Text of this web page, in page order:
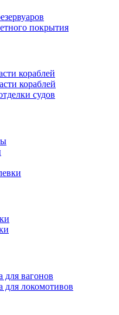
покрытия
кораблей
кораблей
судов
для вагонов
для локомотивов